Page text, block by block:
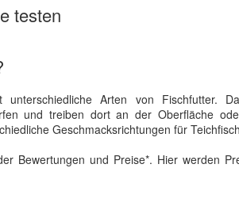
testen
Arten von Fischfutter.
und treiben dort an der Oberfläche
Geschmacksrichtungen für
Bewertungen und Preise*. Hier werden